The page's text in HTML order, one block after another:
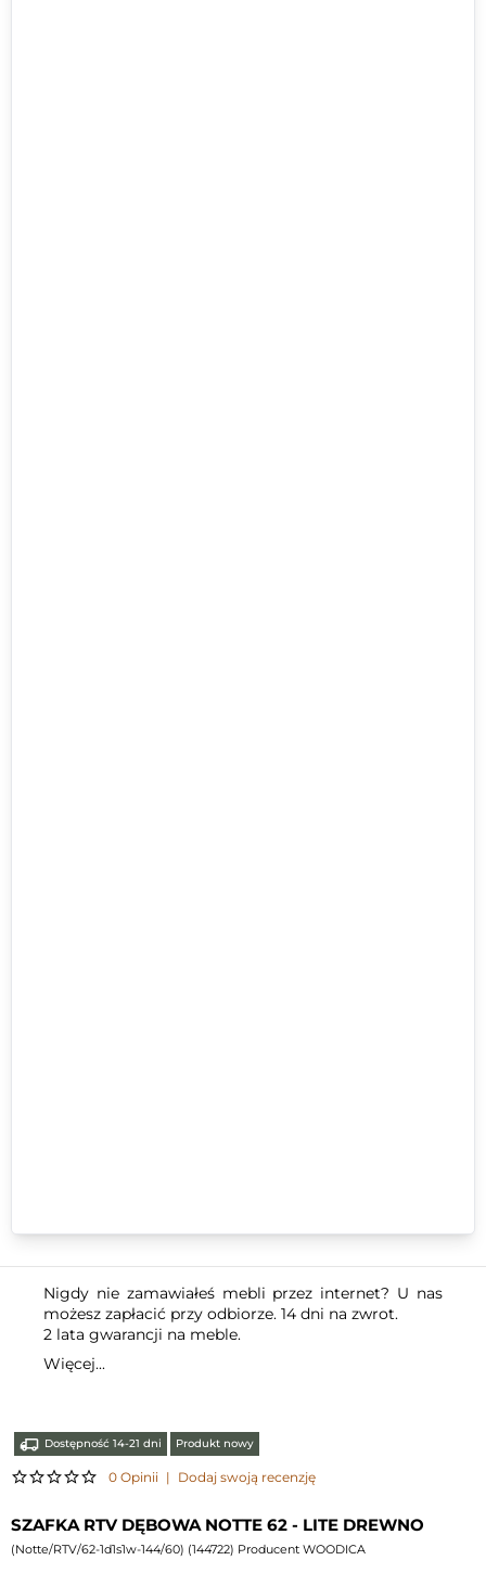
Nigdy nie zamawiałeś mebli przez internet? U nas
możesz zapłacić przy odbiorze. 14 dni na zwrot.
2 lata gwarancji na meble.
Więcej...
Dostępność 14-21 dni Produkt nowy
0 Opinii | Dodaj swoją recenzję
SZAFKA RTV DĘBOWA NOTTE 62 - LITE DREWNO
(Notte/RTV/62-1d1s1w-144/60) (144722) Producent WOODICA